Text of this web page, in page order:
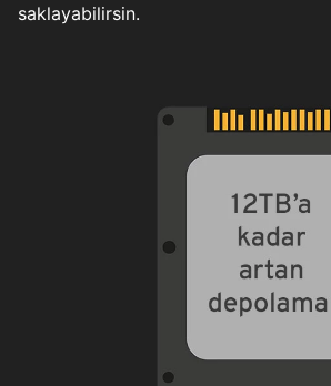
saklayabilirsin.